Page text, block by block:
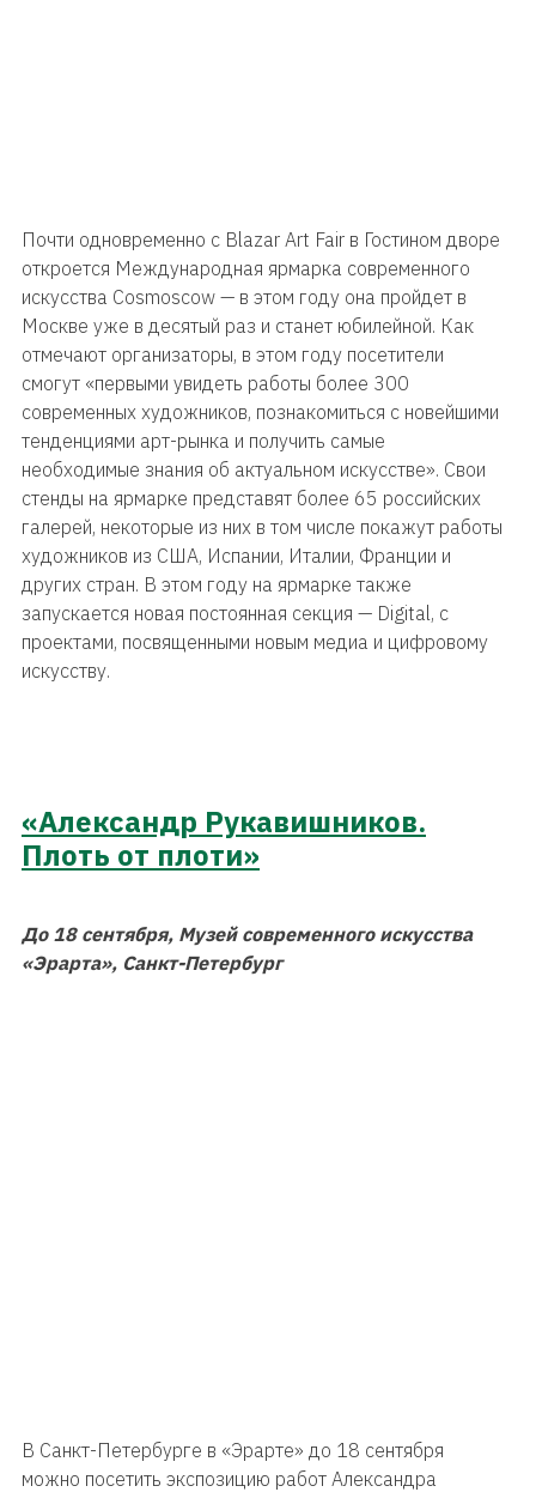
Почти одновременно с Blazar Art Fair в Гостином дворе
откроется Международная ярмарка современного
искусства Cosmoscow — в этом году она пройдет в
Москве уже в десятый раз и станет юбилейной. Как
отмечают организаторы, в этом году посетители
смогут «первыми увидеть работы более 300
современных художников, познакомиться с новейшими
тенденциями арт-рынка и получить самые
необходимые знания об актуальном искусстве». Свои
стенды на ярмарке представят более 65 российских
галерей, некоторые из них в том числе покажут работы
художников из США, Испании, Италии, Франции и
других стран. В этом году на ярмарке также
запускается новая постоянная секция — Digital, с
проектами, посвященными новым медиа и цифровому
искусству.
«Александр Рукавишников.
Плоть от плоти»
До 18 сентября, Музей современного искусства
«Эрарта», Санкт-Петербург
В Санкт-Петербурге в «Эрарте» до 18 сентября
можно посетить экспозицию работ Александра